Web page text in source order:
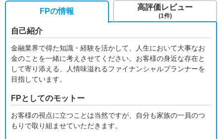
FPの情報
自己紹介
金融業界で得た知識・経験を活かして、人生において大事なお
金のことを一緒に考えさせてください。お客様の身近な存在と
して寄り添える、人情味溢れるファイナンシャルプランナーを
目指しています。
FPとしてのモットー
お客様の視点に立つことは当然ですが、自分も家族の一員のつ
もりで取り組ませていただきます。
高評価レビュー
(1件)